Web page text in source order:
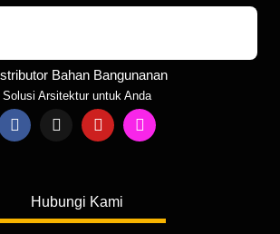
Bahan Bangunanan
Solusi Arsitektur untuk Anda
Hubungi Kami